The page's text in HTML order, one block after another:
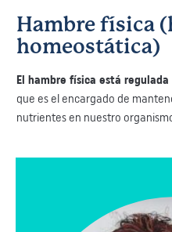
Hambre física
homeostática)
El hambre física está
que es el encargado de
nutrientes en nuestro